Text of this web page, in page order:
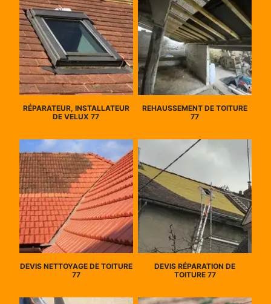
RÉPARATEUR, INSTALLATEUR
DE VELUX 77
REHAUSSEMENT DE TOITURE
77
DEVIS NETTOYAGE DE TOITURE
77
DEVIS RÉPARATION DE
TOITURE 77